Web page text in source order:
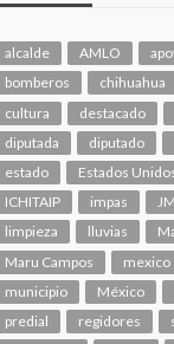
alcalde AMLO
bomberos
chihuahua
cultura
destacado
diputada
diputado
estado
Estados
ICHITAIP
impas
limpieza
lluvias
Maru Campos
mexico
municipio
México
predial
regidores